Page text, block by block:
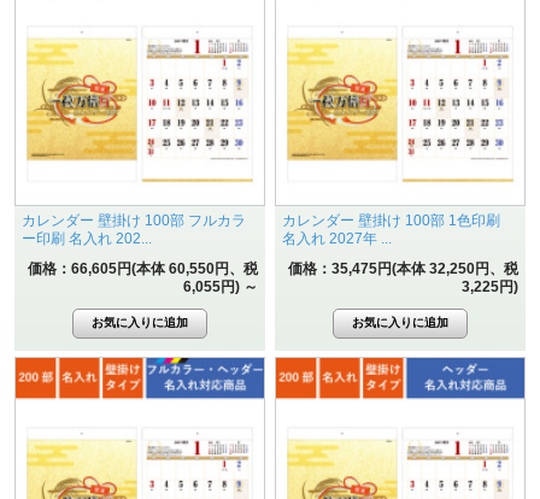
カレンダー 壁掛け 100部 フルカラ
ー印刷 名入れ 202...
価格：66,605円(本体 60,550円、税
6,055円) ～
カレンダー 壁掛け 100部 1色印刷
名入れ 2027年 ...
価格：35,475円(本体 32,250円、税
3,225円)